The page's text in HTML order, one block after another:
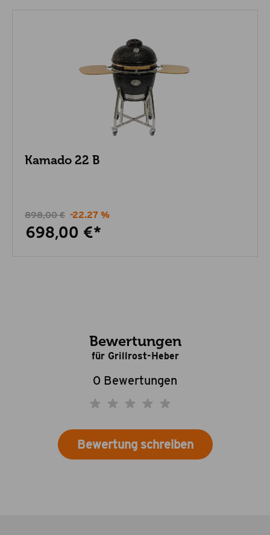
Kamado 22 B
698,00 €*
898,00 € -22.27 %
Bewertungen
für Grillrost-Heber
0 Bewertungen
Bewertung schreiben